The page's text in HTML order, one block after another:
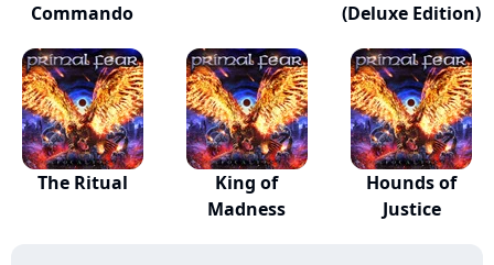
Commando
(Deluxe Edition)
The Ritual
King of
Madness
Hounds of
Justice